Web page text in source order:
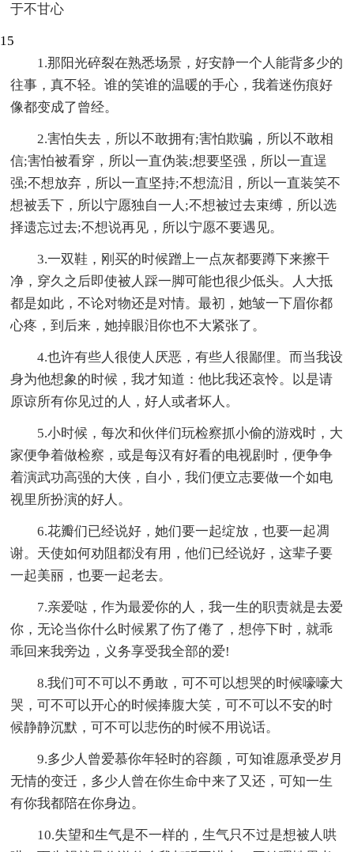
于不甘心
15
1.那阳光碎裂在熟悉场景，好安静一个人能背多少的
往事，真不轻。谁的笑谁的温暖的手心，我着迷伤痕好
像都变成了曾经。
2.害怕失去，所以不敢拥有;害怕欺骗，所以不敢相
信;害怕被看穿，所以一直伪装;想要坚强，所以一直逞
强;不想放弃，所以一直坚持;不想流泪，所以一直装笑不
想被丢下，所以宁愿独自一人;不想被过去束缚，所以选
择遗忘过去;不想说再见，所以宁愿不要遇见。
3.一双鞋，刚买的时候蹭上一点灰都要蹲下来擦干
净，穿久之后即使被人踩一脚可能也很少低头。人大抵
都是如此，不论对物还是对情。最初，她皱一下眉你都
心疼，到后来，她掉眼泪你也不大紧张了。
4.也许有些人很使人厌恶，有些人很鄙俚。而当我设
身为他想象的时候，我才知道：他比我还哀怜。以是请
原谅所有你见过的人，好人或者坏人。
5.小时候，每次和伙伴们玩检察抓小偷的游戏时，大
家便争着做检察，或是每汉有好看的电视剧时，便争争
着演武功高强的大侠，自小，我们便立志要做一个如电
视里所扮演的好人。
6.花瓣们已经说好，她们要一起绽放，也要一起凋
谢。天使如何劝阻都没有用，他们已经说好，这辈子要
一起美丽，也要一起老去。
7.亲爱哒，作为最爱你的人，我一生的职责就是去爱
你，无论当你什么时候累了伤了倦了，想停下时，就乖
乖回来我旁边，义务享受我全部的爱!
8.我们可不可以不勇敢，可不可以想哭的时候嚎嚎大
哭，可不可以开心的时候捧腹大笑，可不可以不安的时
候静静沉默，可不可以悲伤的时候不用说话。
9.多少人曾爱慕你年轻时的容颜，可知谁愿承受岁月
无情的变迁，多少人曾在你生命中来了又还，可知一生
有你我都陪在你身边。
10.失望和生气是不一样的，生气只不过是想被人哄